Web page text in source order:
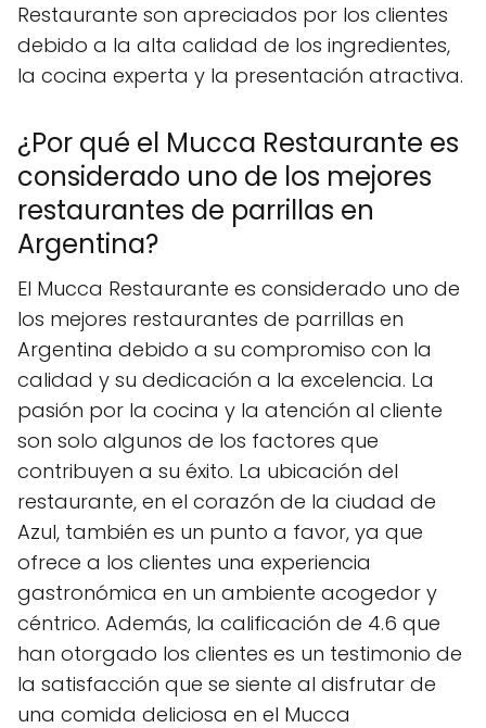
Restaurante son apreciados por los clientes
debido a la alta calidad de los ingredientes,
la cocina experta y la presentación atractiva.
¿Por qué el Mucca Restaurante es
considerado uno de los mejores
restaurantes de parrillas en
Argentina?
El Mucca Restaurante es considerado uno de
los mejores restaurantes de parrillas en
Argentina debido a su compromiso con la
calidad y su dedicación a la excelencia. La
pasión por la cocina y la atención al cliente
son solo algunos de los factores que
contribuyen a su éxito. La ubicación del
restaurante, en el corazón de la ciudad de
Azul, también es un punto a favor, ya que
ofrece a los clientes una experiencia
gastronómica en un ambiente acogedor y
céntrico. Además, la calificación de 4.6 que
han otorgado los clientes es un testimonio de
la satisfacción que se siente al disfrutar de
una comida deliciosa en el Mucca